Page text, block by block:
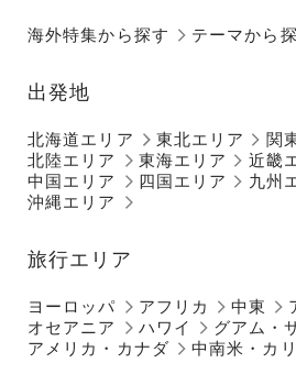
海外特集から探す テーマから
出発地
北海道エリア 東北エリア
関
北陸エリア
東海エリア
近畿
中国エリア
四国エリア
九州
沖縄エリア
旅行エリア
ヨーロッパ アフリカ 中東
オセアニア
ハワイ
グアム・
アメリカ・カナダ
中南米・カ